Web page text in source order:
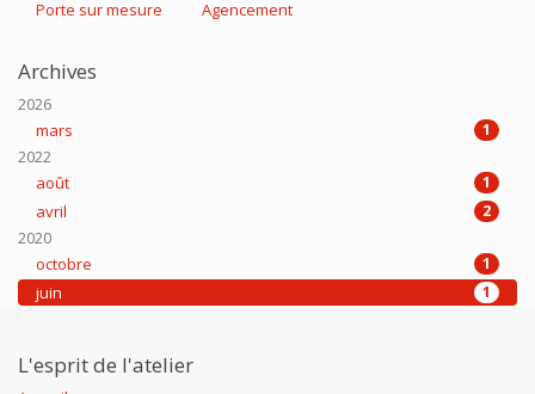
Porte sur mesure
Agencement
Archives
2026
mars
1
2022
août
1
avril 2
2020
octobre
1
juin 1
L'esprit de l'atelier